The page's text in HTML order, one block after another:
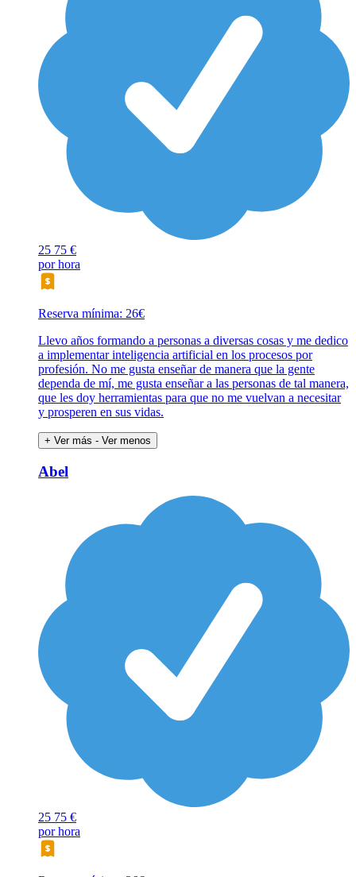
25 75 €
por hora
Reserva mínima: 26€
Llevo años formando a personas a diversas cosas y me dedico
a implementar inteligencia artificial en los procesos por
profesión. No me gusta enseñar de manera que la gente
dependa de mí, me gusta enseñar a las personas de tal manera,
que les doy herramientas para que no me vuelvan a necesitar
y prosperen en sus vidas.
+ Ver más - Ver menos
Abel
25 75 €
por hora